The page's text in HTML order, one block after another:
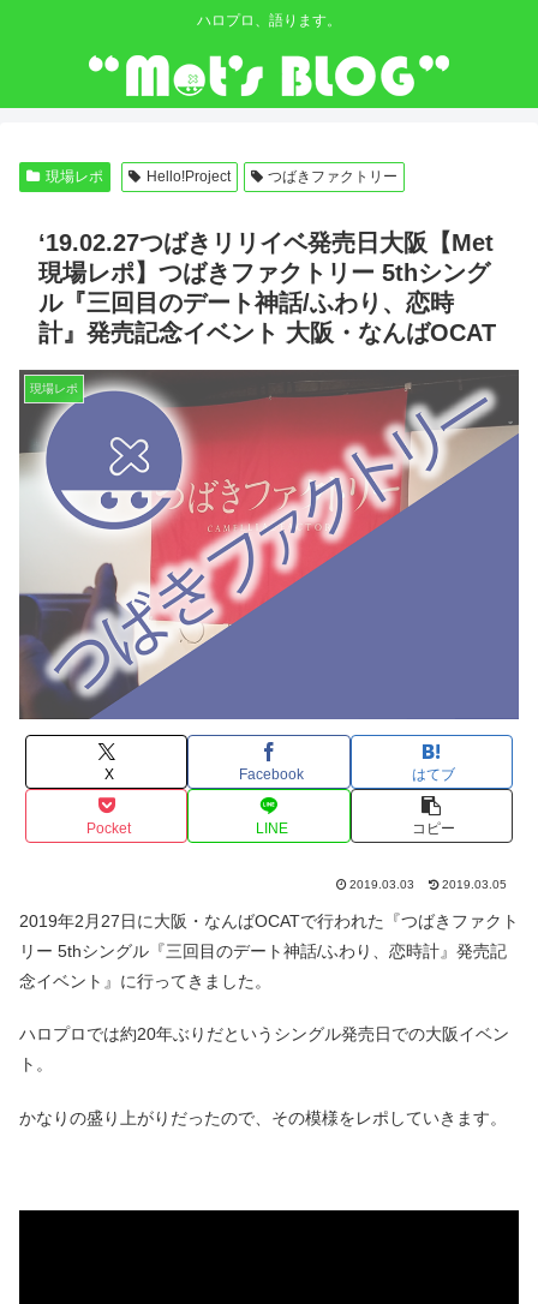
ハロプロ、語ります。
現場レポ Hello!Project つばきファクトリー
‘19.02.27つばきリリイベ発売日大阪【Met
現場レポ】つばきファクトリー 5thシング
ル『三回目のデート神話/ふわり、恋時
計』発売記念イベント 大阪・なんばOCAT
現場レポ
X Facebook はてブ
Pocket LINE コピー
2019.03.03 2019.03.05
2019年2月27日に大阪・なんばOCATで行われた『つばきファクト
リー 5thシングル『三回目のデート神話/ふわり、恋時計』発売記
念イベント』に行ってきました。
ハロプロでは約20年ぶりだというシングル発売日での大阪イベン
ト。
かなりの盛り上がりだったので、その模様をレポしていきます。